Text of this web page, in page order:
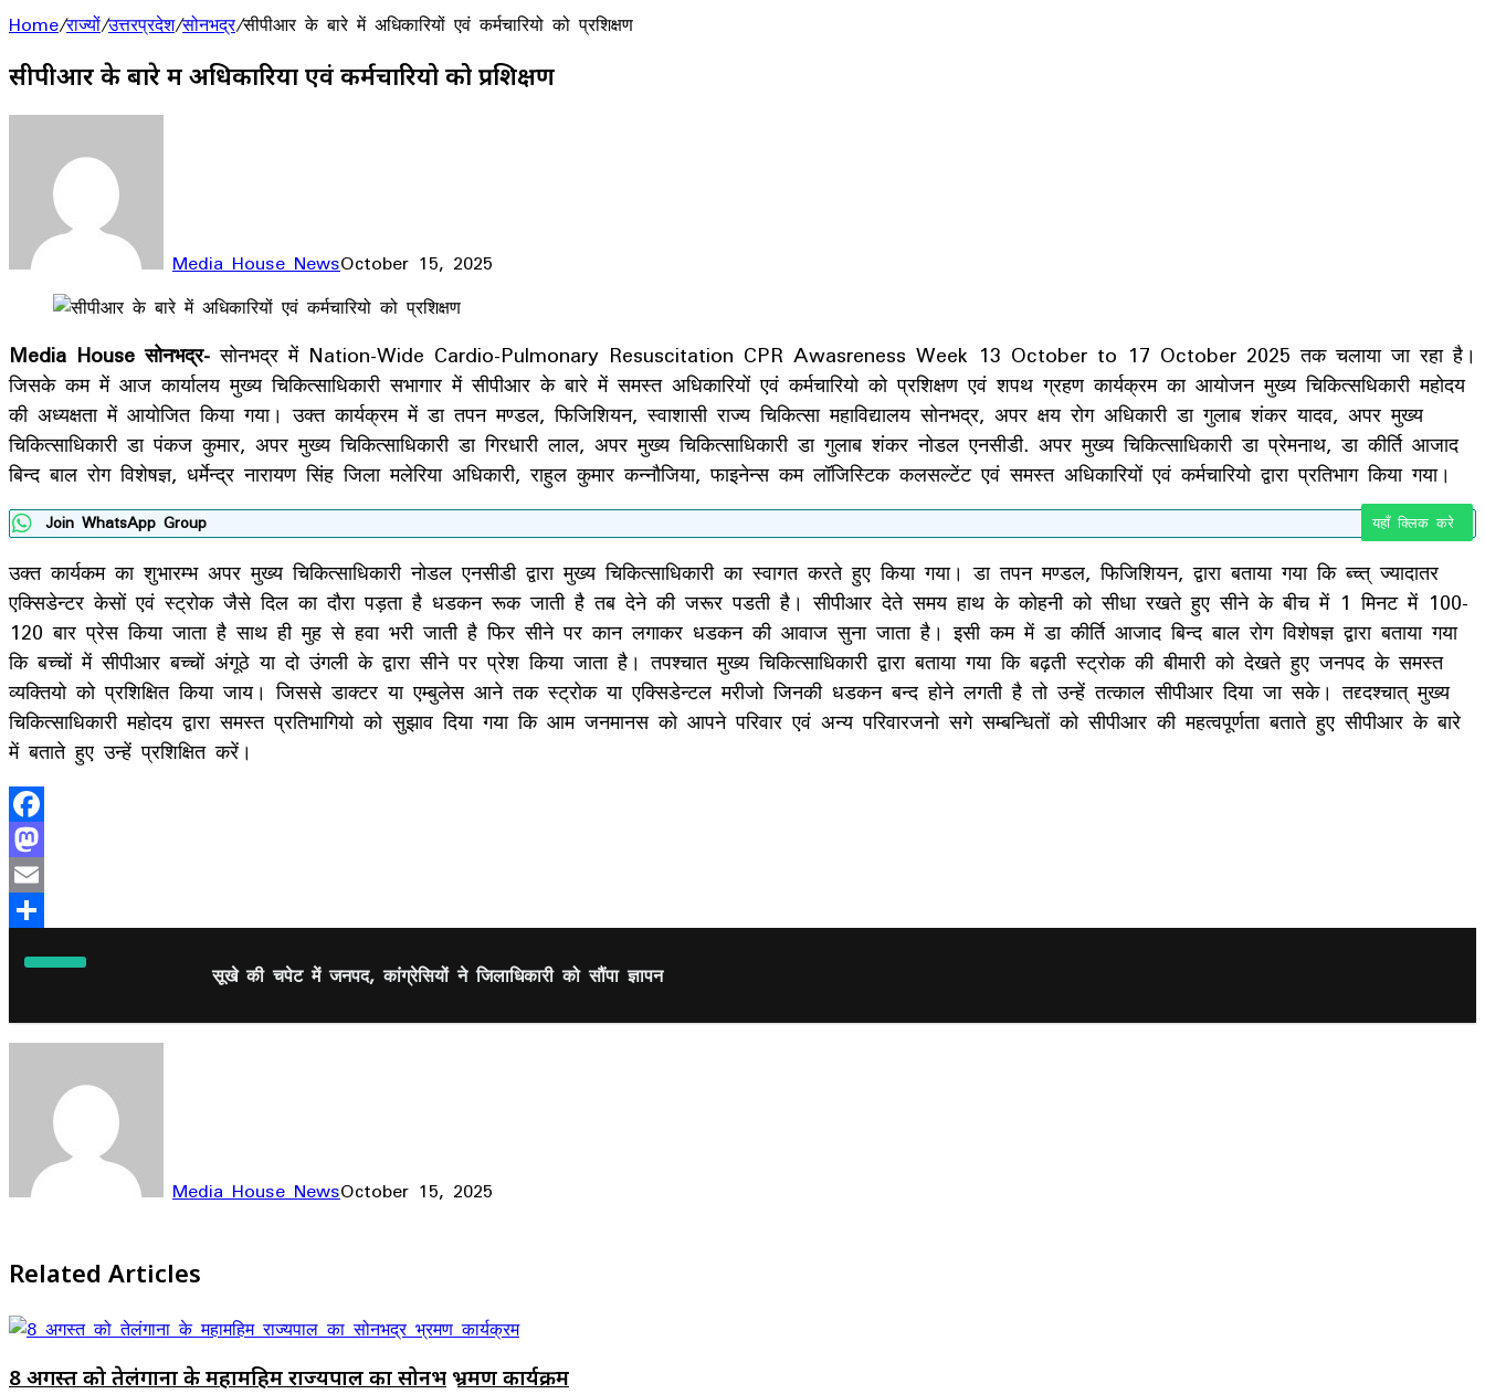
Home/राज्यों/उत्तरप्रदेश/सोनभद्र/सीपीआर के बारे में अधिकारियों एवं कर्मचारियो को प्रशिक्षण
सीपीआर के बारे में अधिकारियों एवं कर्मचारियो को प्रशिक्षण
Media House NewsOctober 15, 2025
Facebook
LinkedIn
WhatsApp
Telegram
Media House सोनभद्र- सोनभद्र में Nation-Wide Cardio-Pulmonary Resuscitation CPR Awasreness Week 13 October to 17 October 2025 तक चलाया जा रहा है।
जिसके कम में आज कार्यालय मुख्य चिकित्साधिकारी सभागार में सीपीआर के बारे में समस्त अधिकारियों एवं कर्मचारियो को प्रशिक्षण एवं शपथ ग्रहण कार्यक्रम का आयोजन मुख्य चिकित्सधिकारी महोदय
की अध्यक्षता में आयोजित किया गया। उक्त कार्यक्रम में डा तपन मण्डल, फिजिशियन, स्वाशासी राज्य चिकित्सा महाविद्यालय सोनभद्र, अपर क्षय रोग अधिकारी डा गुलाब शंकर यादव, अपर मुख्य
चिकित्साधिकारी डा पंकज कुमार, अपर मुख्य चिकित्साधिकारी डा गिरधारी लाल, अपर मुख्य चिकित्साधिकारी डा गुलाब शंकर नोडल एनसीडी. अपर मुख्य चिकित्साधिकारी डा प्रेमनाथ, डा कीर्ति आजाद
बिन्द बाल रोग विशेषज्ञ, धर्मेन्द्र नारायण सिंह जिला मलेरिया अधिकारी, राहुल कुमार कन्नौजिया, फाइनेन्स कम लॉजिस्टिक कलसल्टेंट एवं समस्त अधिकारियों एवं कर्मचारियो द्वारा प्रतिभाग किया गया।
Join WhatsApp Group यहाँ क्लिक करे
उक्त कार्यकम का शुभारम्भ अपर मुख्य चिकित्साधिकारी नोडल एनसीडी द्वारा मुख्य चिकित्साधिकारी का स्वागत करते हुए किया गया। डा तपन मण्डल, फिजिशियन, द्वारा बताया गया कि ब्च्त् ज्यादातर
एक्सिडेन्टर केसों एवं स्ट्रोक जैसे दिल का दौरा पड़ता है धडकन रूक जाती है तब देने की जरूर पडती है। सीपीआर देते समय हाथ के कोहनी को सीधा रखते हुए सीने के बीच में 1 मिनट में 100-
120 बार प्रेस किया जाता है साथ ही मुह से हवा भरी जाती है फिर सीने पर कान लगाकर धडकन की आवाज सुना जाता है। इसी कम में डा कीर्ति आजाद बिन्द बाल रोग विशेषज्ञ द्वारा बताया गया
कि बच्चों में सीपीआर बच्चों अंगूठे या दो उंगली के द्वारा सीने पर प्रेश किया जाता है। तपश्चात मुख्य चिकित्साधिकारी द्वारा बताया गया कि बढ़ती स्ट्रोक की बीमारी को देखते हुए जनपद के समस्त
व्यक्तियो को प्रशिक्षित किया जाय। जिससे डाक्टर या एम्बुलेस आने तक स्ट्रोक या एक्सिडेन्टल मरीजो जिनकी धडकन बन्द होने लगती है तो उन्हें तत्काल सीपीआर दिया जा सके। तद्द्दश्चात् मुख्य
चिकित्साधिकारी महोदय द्वारा समस्त प्रतिभागियो को सुझाव दिया गया कि आम जनमानस को आपने परिवार एवं अन्य परिवारजनो सगे सम्बन्धितों को सीपीआर की महत्वपूर्णता बताते हुए सीपीआर के बारे
में बताते हुए उन्हें प्रशिक्षित करें।
Facebook
Mastodon
Email
सूखे की चपेट में जनपद, कांग्रेसियों ने जिलाधिकारी को सौंपा ज्ञापन
Media House NewsOctober 15, 2025
Related Articles
8 अगस्त को तेलंगाना के महामहिम राज्यपाल का सोनभद्र भ्रमण कार्यक्रम